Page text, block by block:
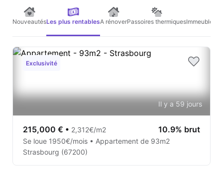
NouveautésLes plus rentablesA rénoverPassoires thermiquesImmeubles
Exclusivité
Il y a 59 jours
215,000 € • 2,312€/m2 10.9% brut
Se loue 1950€/mois • Appartement de 93m2
Strasbourg (67200)